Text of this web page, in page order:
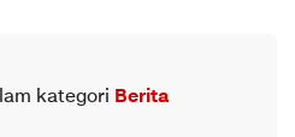
kategori Berita